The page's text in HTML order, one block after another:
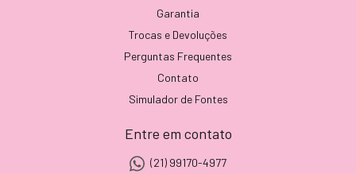
Garantia
Trocas e Devoluções
Perguntas Frequentes
Contato
Simulador de Fontes
Entre em contato
(21) 99170-4977